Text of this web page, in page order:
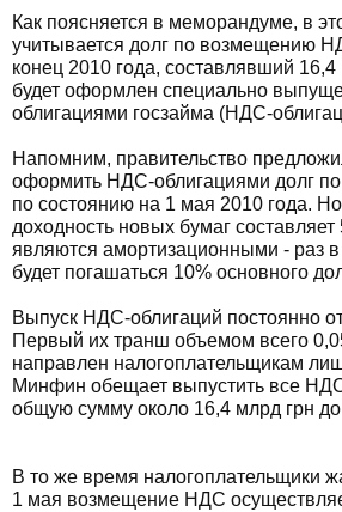
Как поясняется в меморандуме, в
учитывается долг по возмещению
конец 2010 года, составлявший
будет оформлен специально
облигациями госзайма (НДС-
Напомним, правительство
оформить НДС-облигациями долг
по состоянию на 1 мая 2010 года.
доходность новых бумаг
являются амортизационными - раз
будет погашаться 10% основного
Выпуск НДС-облигаций постоянно
Первый их транш объемом всего
направлен налогоплательщикам
Минфин обещает выпустить все
общую сумму около 16,4 млрд грн до
В то же время налогоплательщики
1 мая возмещение НДС